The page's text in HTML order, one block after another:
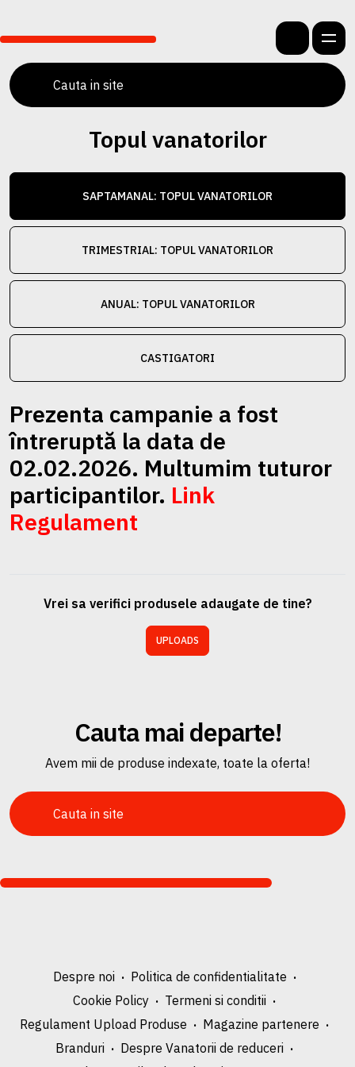
Topul vanatorilor
SAPTAMANAL: TOPUL VANATORILOR
TRIMESTRIAL: TOPUL VANATORILOR
ANUAL: TOPUL VANATORILOR
CASTIGATORI
Prezenta campanie a fost
întreruptă la data de
02.02.2026. Multumim tuturor
participantilor. Link
Regulament
Vrei sa verifici produsele adaugate de tine?
UPLOADS
Cauta mai departe!
Avem mii de produse indexate, toate la oferta!
Despre noi
Politica de confidentialitate
Cookie Policy
Termeni si conditii
Regulament Upload Produse
Magazine partenere
Branduri
Despre Vanatorii de reduceri